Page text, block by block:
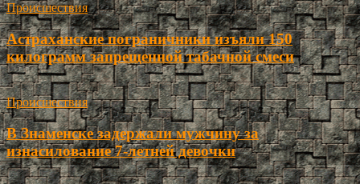
Происшествия
Астраханские пограничники изъяли 150
килограмм запрещенной табачной смеси
Происшествия
В Знаменске задержали мужчину за
изнасилование 7-летней девочки